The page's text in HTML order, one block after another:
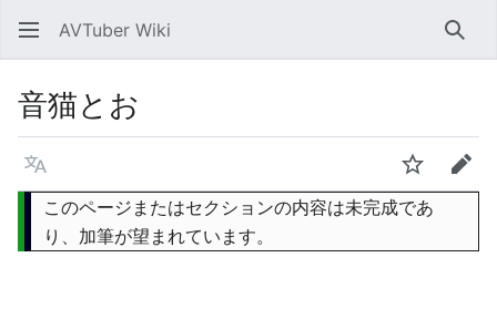
AVTuber Wiki 検索
音猫とお
言語 ウォッチ編集
このページまたはセクションの内容は未完成であ
り、加筆が望まれています。